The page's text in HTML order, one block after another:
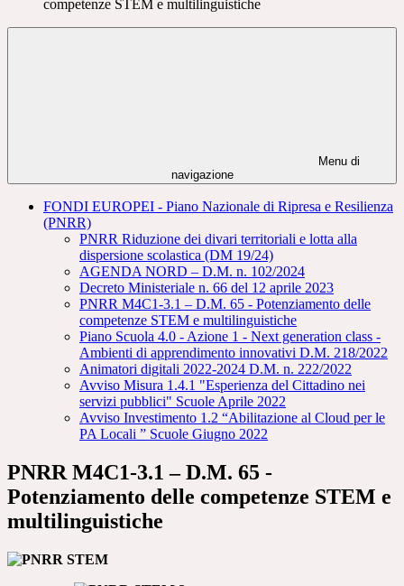
competenze STEM e multilinguistiche
Menu di
navigazione
FONDI EUROPEI - Piano Nazionale di Ripresa e Resilienza
(PNRR)
PNRR Riduzione dei divari territoriali e lotta alla
dispersione scolastica (DM 19/24)
AGENDA NORD – D.M. n. 102/2024
Decreto Ministeriale n. 66 del 12 aprile 2023
PNRR M4C1-3.1 – D.M. 65 - Potenziamento delle
competenze STEM e multilinguistiche
Piano Scuola 4.0 - Azione 1 - Next generation class -
Ambienti di apprendimento innovativi D.M. 218/2022
Animatori digitali 2022-2024 D.M. n. 222/2022
Avviso Misura 1.4.1 "Esperienza del Cittadino nei
servizi pubblici" Scuole Aprile 2022
Avviso Investimento 1.2 “Abilitazione al Cloud per le
PA Locali ” Scuole Giugno 2022
PNRR M4C1-3.1 – D.M. 65 -
Potenziamento delle competenze STEM e
multilinguistiche